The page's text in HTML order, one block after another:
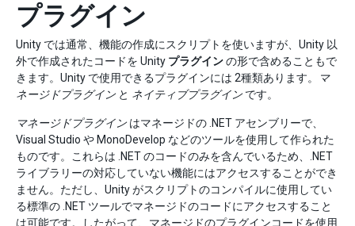
プラグイン
Unity では通常、機能の作成にスクリプトを使いますが、Unity 以
外で作成されたコードを Unity プラグインの形で含めることもで
きます。Unity で使用できるプラグインには 2種類あります。
マ
ネージドプラグイン と ネイティブプラグイン です。
マネージドプラグイン はマネージドの .NET アセンブリーで、
Visual Studio や MonoDevelop などのツールを使用して作られた
ものです。これらは .NET のコードのみを含んでいるため、.NET
ライブラリーの対応していない機能にはアクセスすることができ
ません。ただし、Unity がスクリプトのコンパイルに使用してい
る標準の .NET ツールでマネージドのコードにアクセスすること
は可能です。したがって、マネージドのプラグインコードを使用